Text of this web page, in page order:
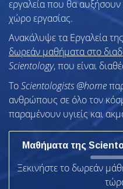
εργαλεία που θα
χώρο εργασίας.
Ανακάλυψε τα Εργαλεία
δωρεάν μαθήματα στο
Scientology, που είναι
ToScientologists @home
ανθρώπους σε όλο τον
παραμένουν υγιείς και
Μαθήματα της
Ξεκινήστε το δωρεάν